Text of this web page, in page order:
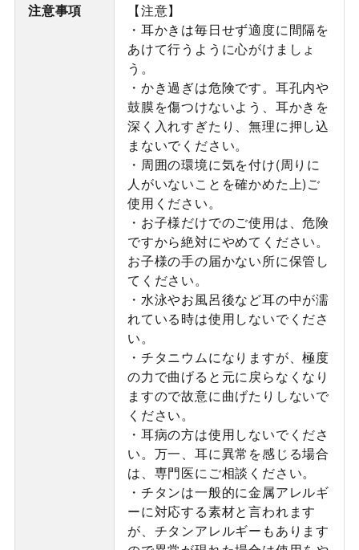
注意事項
【注意】
・耳かきは毎日せず適度に間隔を
あけて行うように心がけましょ
う。
・かき過ぎは危険です。耳孔内や
鼓膜を傷つけないよう、耳かきを
深く入れすぎたり、無理に押し込
まないでください。
・周囲の環境に気を付け(周りに
人がいないことを確かめた上)ご
使用ください。
・お子様だけでのご使用は、危険
ですから絶対にやめてください。
お子様の手の届かない所に保管し
てください。
・水泳やお風呂後など耳の中が濡
れている時は使用しないでくださ
い。
・チタニウムになりますが、極度
の力で曲げると元に戻らなくなり
ますので故意に曲げたりしないで
ください。
・耳病の方は使用しないでくださ
い。万一、耳に異常を感じる場合
は、専門医にご相談ください。
・チタンは一般的に金属アレルギ
ーに対応する素材と言われます
が、チタンアレルギーもあります